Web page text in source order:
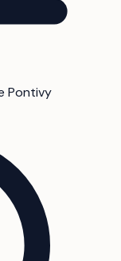
Pontivy